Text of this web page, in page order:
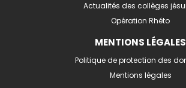
Actualités des collèges
Opération Rhéto
MENTIONS LÉGALES
Politique de protection des
Mentions légales